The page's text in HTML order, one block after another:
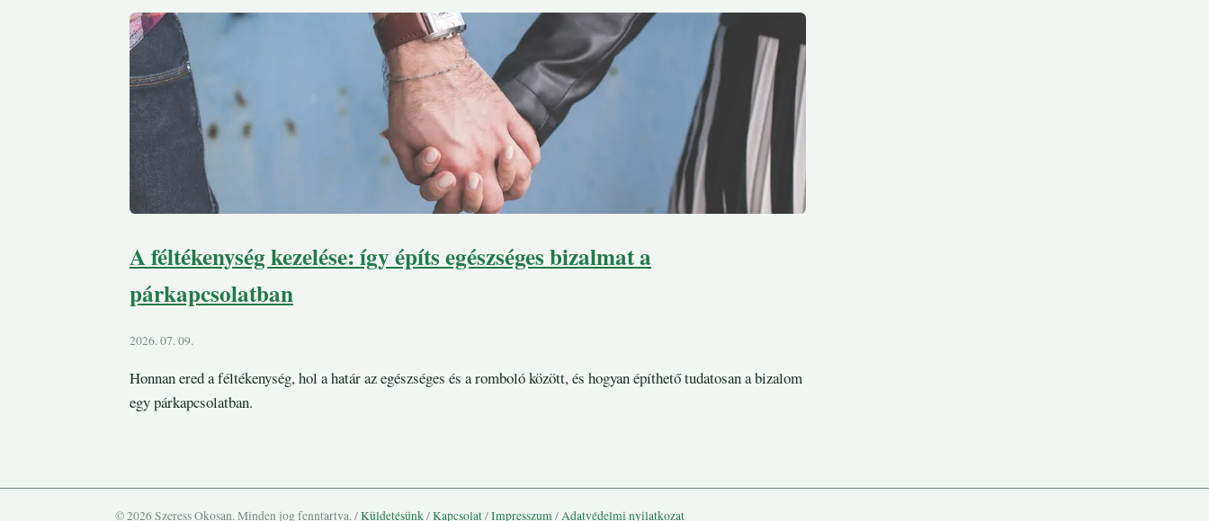
A féltékenység kezelése: így építs egészséges bizalmat a
párkapcsolatban
2026. 07. 09.
Honnan ered a féltékenység, hol a határ az egészséges és a romboló között, és hogyan építhető tudatosan a bizalom
egy párkapcsolatban.
© 2026 Szeress Okosan. Minden jog fenntartva./Küldetésünk/Kapcsolat/Impresszum/Adatvédelmi nyilatkozat